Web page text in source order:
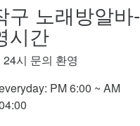
구 노래방알바-
시간
시 문의 환영
PM 6:00 ~ AM